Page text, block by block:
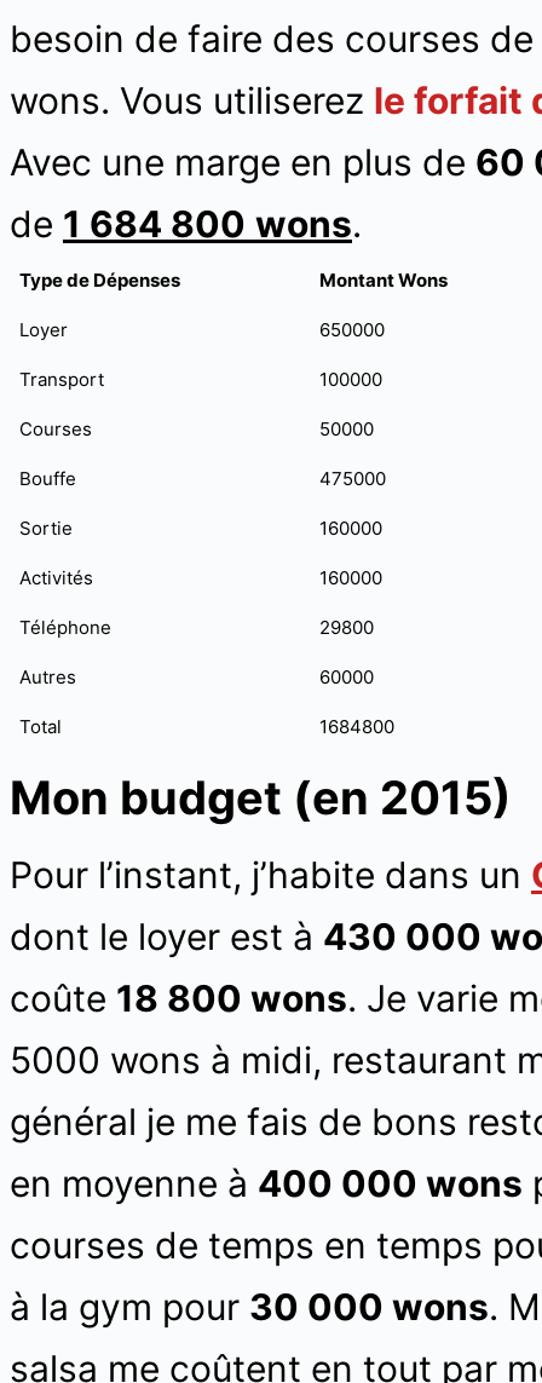
besoin de faire des courses
wons. Vous utiliserez le forfait
Avec une marge en plus de 60
de 1 684 800 wons.
Type de Dépenses Montant Wons
Loyer 650000
Transport 100000
Courses 50000
Bouffe 475000
Sortie 160000
Activités 160000
Téléphone 29800
Autres 60000
Total 1684800
Mon budget (en 2015)
Pour l’instant, j’habite dans un
dont le loyer est à 430 000
coûte 18 800 wons. Je varie
5000 wons à midi, restaurant
général je me fais de bons
en moyenne à 400 000 wons
courses de temps en temps
à la gym pour 30 000 wons.
salsa me coûtent en tout par